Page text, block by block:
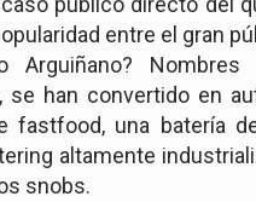
entre el gran
Arguiñano?
se han convertido en
fastfood, una batería
altamente
snobs.